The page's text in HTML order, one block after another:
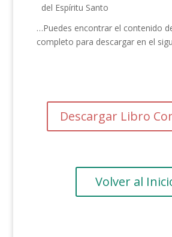
del Espíritu Santo
…Puedes encontrar el contenido
completo para descargar en el
Descargar Libro
Volver al